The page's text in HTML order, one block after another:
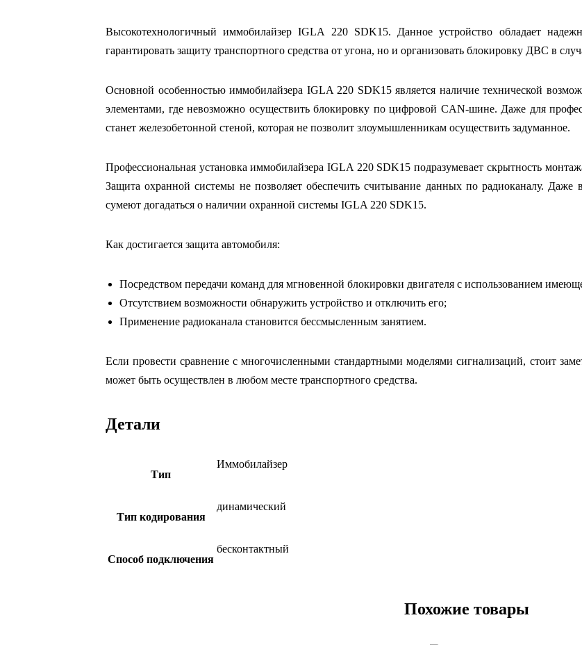
Высокотехнологичный иммобилайзер IGLA 220 SDK15. Данное устройство обладает
гарантировать защиту транспортного средства от угона, но и организовать блокировку ДВС в
Основной особенностью иммобилайзера IGLA 220 SDK15 является наличие технической
элементами, где невозможно осуществить блокировку по цифровой CAN-шине. Даже для
станет железобетонной стеной, которая не позволит злоумышленникам осуществить задуманное.
Профессиональная установка иммобилайзера IGLA 220 SDK15 подразумевает скрытность
Защита охранной системы не позволяет обеспечить считывание данных по радиоканалу.
сумеют догадаться о наличии охранной системы IGLA 220 SDK15.
Как достигается защита автомобиля:
Посредством передачи команд для мгновенной блокировки двигателя с использованием
Отсутствием возможности обнаружить устройство и отключить его;
Применение радиоканала становится бессмысленным занятием.
Если провести сравнение с многочисленными стандартными моделями сигнализаций, стоит
может быть осуществлен в любом месте транспортного средства.
Детали
Тип
Иммобилайзер
Тип кодирования
динамический
Способ подключения
бесконтактный
Похожие товары